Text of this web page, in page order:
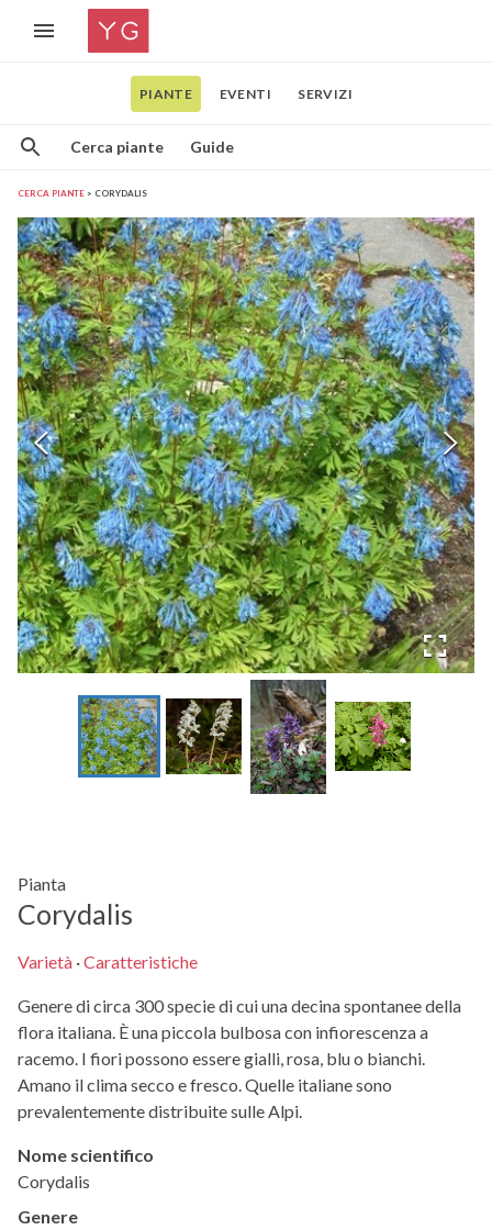
PIANTE EVENTI SERVIZI
Cerca piante Guide
CERCA PIANTE CORYDALIS
Pianta
Corydalis
Varietà ·Caratteristiche
Genere di circa 300 specie di cui una decina spontanee della
flora italiana. È una piccola bulbosa con infiorescenza a
racemo. I fiori possono essere gialli, rosa, blu o bianchi.
Amano il clima secco e fresco. Quelle italiane sono
prevalentemente distribuite sulle Alpi.
Nome scientifico
Corydalis
Genere